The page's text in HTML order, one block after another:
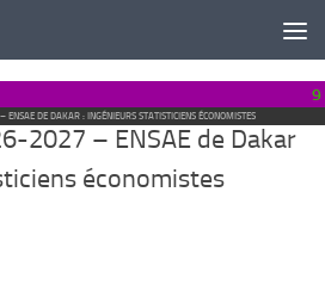
9
ENSAE DE DAKAR : INGÉNIEURS STATISTICIENS ÉCONOMISTES
2027 – ENSAE de Dakar
économistes